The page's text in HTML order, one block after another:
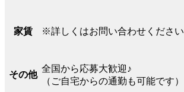
家賃 ※詳しくはお問い合わせください
その他
全国から応募大歓迎♪
（ご自宅からの通勤も可能です）